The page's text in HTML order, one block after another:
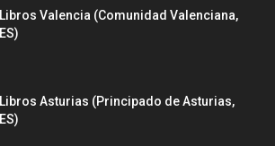
Libros Valencia (Comunidad Valenciana,
ES)
Libros Asturias (Principado de Asturias,
ES)